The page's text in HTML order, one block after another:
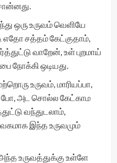
ஒரு உருவம் வெளியே
எதோ சத்தம் கேட்குதாம்,
வாறேன், உள் புறமாய்
நோக்கி ஒடியது.
உருவம், மாரியப்பா,
போ, அட சொல்ல கேட்காம
வந்துடலாம்,
இந்த உருவமும்
உருவத்துக்கு உள்ளே